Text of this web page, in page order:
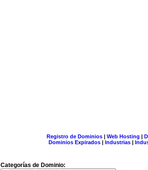
Registro de Dominios| Web Hosting |
Dominios Expirados | Industrias |
Categorías de Dominio: